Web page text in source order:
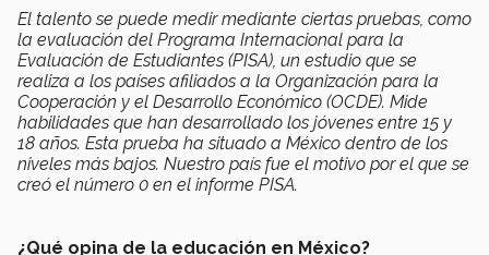
El talento se puede medir mediante ciertas pruebas, como
la evaluación del Programa Internacional para la
Evaluación de Estudiantes (PISA), un estudio que se
realiza a los países afiliados a la Organización para la
Cooperación y el Desarrollo Económico (OCDE). Mide
habilidades que han desarrollado los jóvenes entre 15 y
18 años. Esta prueba ha situado a México dentro de los
niveles más bajos. Nuestro país fue el motivo por el que se
creó el número 0 en el informe PISA.
¿Qué opina de la educación en México?